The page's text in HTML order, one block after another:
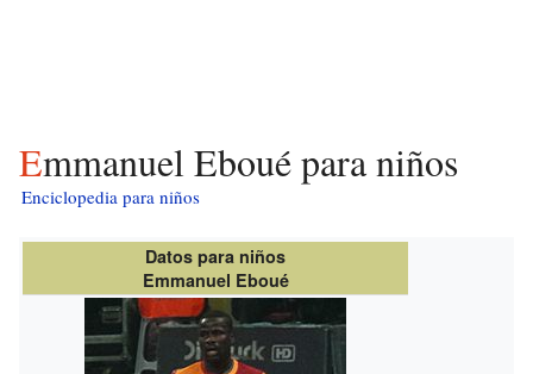
Emmanuel Eboué para niños
Enciclopedia para niños
Datos para niños
Emmanuel Eboué